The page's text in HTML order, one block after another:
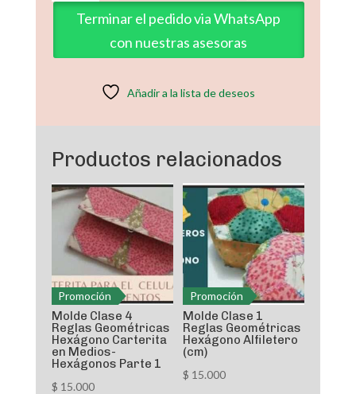
2
Reglas
Geométricas
Hexágono
cantidad
Terminar el pedido via WhatsApp
con nuestras asesoras
Añadir a la lista de deseos
Productos relacionados
Promoción
Molde Clase 4
Reglas Geométricas
Hexágono Carterita
en Medios-
Hexágonos Parte 1
$ 15.000
Promoción
Molde Clase 1
Reglas Geométricas
Hexágono Alfiletero
(cm)
$ 15.000